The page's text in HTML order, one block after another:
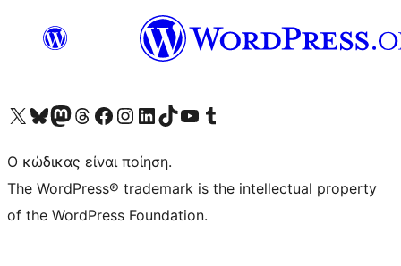
Visit our X (formerly Twitter) account
Visit our Bluesky account
Επισκεφθείτε τον λογαριασμό μας στο Mastodon
Visit our Threads account
Επισκεφτείτε τη σελίδα μας στο Facebook
Επισκεφθείτε τον λογαριασμό μας Instagram
Επισκεφθείτε τον λογαριασμό μας LinkedIn
Visit our TikTok account
Visit our YouTube channel
Visit our Tumblr account
Ο κώδικας είναι ποίηση.
The WordPress® trademark is the intellectual property
of the WordPress Foundation.